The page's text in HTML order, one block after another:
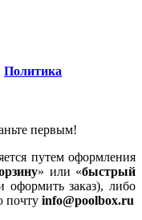
Политика
первым!
путем оформления
» или «быстрый
оформить заказ), либо
почту info@poolbox.ru